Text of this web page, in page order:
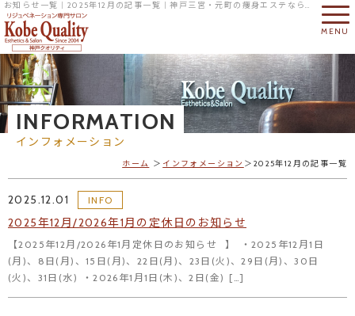
お知らせ一覧｜2025年12月の記事一覧｜神戸三宮・元町の痩身エステならリジュベネーション専門サロンの神戸クオリティへ
MENU
INFORMATION
インフォメーション
ホーム インフォメーション 2025年12月の記事一覧
2025.12.01 INFO
2025年12月/2026年1月の定休日のお知らせ
【2025年12月/2026年1月定休日のお知らせ⠀】 ・2025年12月1日
(月)、8日(月)、15日(月)、22日(月)、23日(火)、29日(月)、30日
(火)、31日(水) ・2026年1月1日(木)、2日(金) […]